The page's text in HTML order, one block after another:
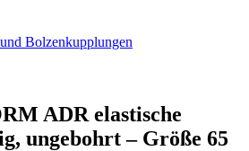
Bolzenkupplungen
ADR elastische
ungebohrt – Größe 65